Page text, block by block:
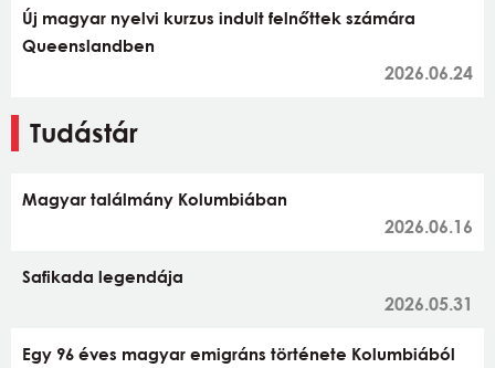
Új magyar nyelvi kurzus indult felnőttek számára
Queenslandben
2026.06.24
Tudástár
Magyar találmány Kolumbiában
2026.06.16
Safikada legendája
2026.05.31
Egy 96 éves magyar emigráns története Kolumbiából